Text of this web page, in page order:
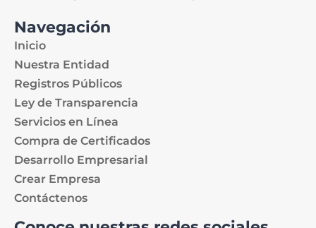
Navegación
Inicio
Nuestra Entidad
Registros Públicos
Ley de Transparencia
Servicios en Línea
Compra de Certificados
Desarrollo Empresarial
Crear Empresa
Contáctenos